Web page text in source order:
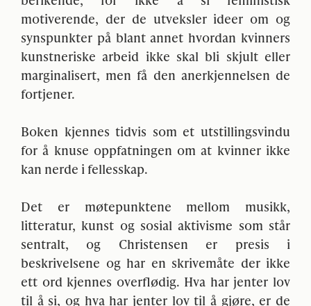
motiverende, der de utveksler ideer om og
synspunkter på blant annet hvordan kvinners
kunstneriske arbeid ikke skal bli skjult eller
marginalisert, men få den anerkjennelsen de
fortjener.
Boken kjennes tidvis som et utstillingsvindu
for å knuse oppfatningen om at kvinner ikke
kan nerde i fellesskap.
Det er møtepunktene mellom musikk,
litteratur, kunst og sosial aktivisme som står
sentralt, og Christensen er presis i
beskrivelsene og har en skrivemåte der ikke
ett ord kjennes overflødig. Hva har jenter lov
til å si, og hva har jenter lov til å gjøre, er de